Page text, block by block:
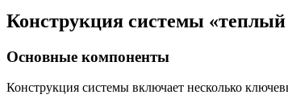
Конструкция системы «теплый
Основные компоненты
Конструкция системы включает несколько